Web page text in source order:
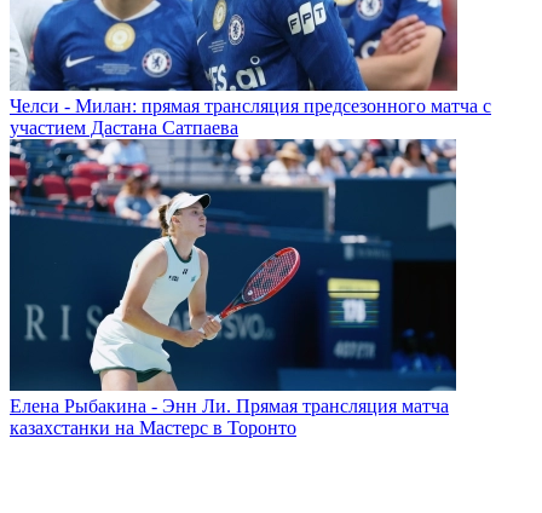
Челси - Милан: прямая трансляция предсезонного матча с
участием Дастана Сатпаева
Елена Рыбакина - Энн Ли. Прямая трансляция матча
казахстанки на Мастерс в Торонто